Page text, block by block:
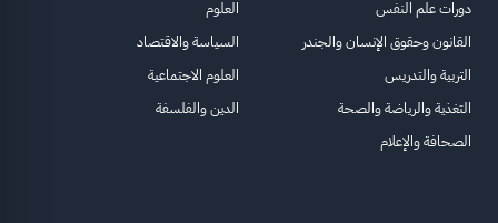
دورات علم النفس
القانون وحقوق الإنسان والجندر
التربية والتدريس
التغذية والرياضة والصحة
الصحافة والإعلام
العلوم
السياسة والاقتصاد
العلوم الاجتماعية
الدين والفلسفة